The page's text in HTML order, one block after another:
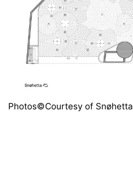
Photos©️Courtesy of Snøhetta